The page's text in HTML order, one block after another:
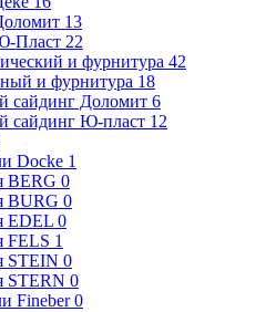
13
Пласт 22
и фурнитура 42
и фурнитура 18
сайдинг Доломит 6
сайдинг Ю-пласт 12
Docke 1
BERG 0
BURG 0
EDEL 0
FELS 1
STEIN 0
STERN 0
Fineber0